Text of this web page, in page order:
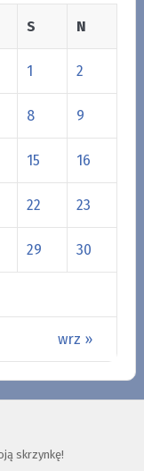
S N
wrz »
1 2
8 9
15 16
22 23
29 30
skrzynkę!